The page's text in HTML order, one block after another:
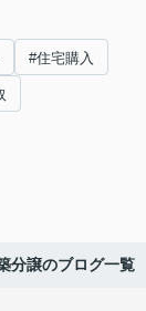
#住宅購入
分譲のブログ一覧